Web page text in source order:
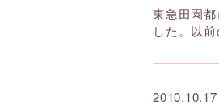
東急田園
した。以
2010.10.17